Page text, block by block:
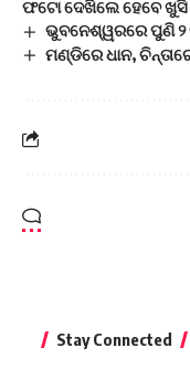
ଫଟୋ ଦେଖିଲେ ହେବେ ଖୁସି
ଭୁବନେଶ୍ୱରରେ ପୁଣି ୨
ମଣ୍ଡିରେ ଧାନ,
Stay Connected